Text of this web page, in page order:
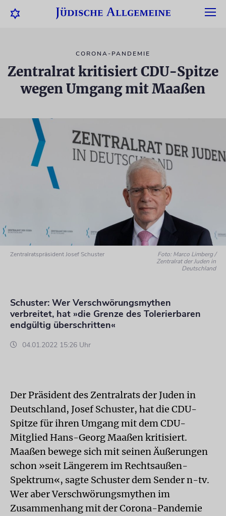
CORONA-PANDEMIE
Zentralrat kritisiert CDU-Spitze
wegen Umgang mit Maaßen
Zentralratspräsident Josef Schuster
Foto: Marco Limberg /
Zentralrat der Juden in
Deutschland
Schuster: Wer Verschwörungsmythen
verbreitet, hat »die Grenze des Tolerierbaren
endgültig überschritten«
04.01.2022 15:26 Uhr
Der Präsident des Zentralrats der Juden in
Deutschland, Josef Schuster, hat die CDU-
Spitze für ihren Umgang mit dem CDU-
Mitglied Hans-Georg Maaßen kritisiert.
Maaßen bewege sich mit seinen Äußerungen
schon »seit Längerem im Rechtsaußen-
Spektrum«, sagte Schuster dem Sender n-tv.
Wer aber Verschwörungsmythen im
Zusammenhang mit der Corona-Pandemie